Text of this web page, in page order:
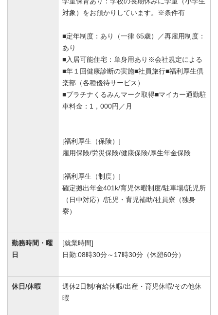
対象）をお預かりしています。※条件有
■定年制度：あり（一律 65歳）／再雇用制度：
あり
■入居可能住宅：単身用あり※会社規定による
■年１回健康診断の実施■社員旅行■福利厚生倶
楽部（各種優待サービス）
■プラチナくるみんマーク取得■マイカー通勤駐
車料金：1，000円／月
[福利厚生（保険）]
雇用保険/労災保険/健康保険/厚生年金保険
[福利厚生（制度）]
確定拠出年金401k/育児休暇制度/駐車場/託児所
（日中対応）/託児・育児補助/社員寮（独身
寮）
勤務時間・曜
日
[就業時間]
日勤:08時30分～17時30分（休憩60分）
休日/休暇
週休2日制/有給休暇/出産・育児休暇/その他休
暇